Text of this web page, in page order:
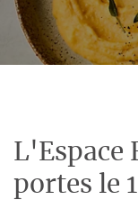
L'Espace
portes le